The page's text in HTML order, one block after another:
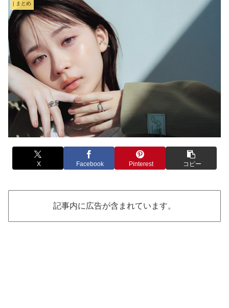
| まとめ
X Facebook Pinterest コピー
記事内に広告が含まれています。